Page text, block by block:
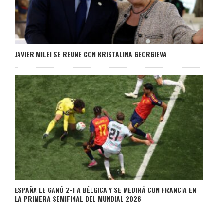
JAVIER MILEI SE REÚNE CON KRISTALINA GEORGIEVA
ESPAÑA LE GANÓ 2-1 A BÉLGICA Y SE MEDIRÁ CON FRANCIA EN
LA PRIMERA SEMIFINAL DEL MUNDIAL 2026